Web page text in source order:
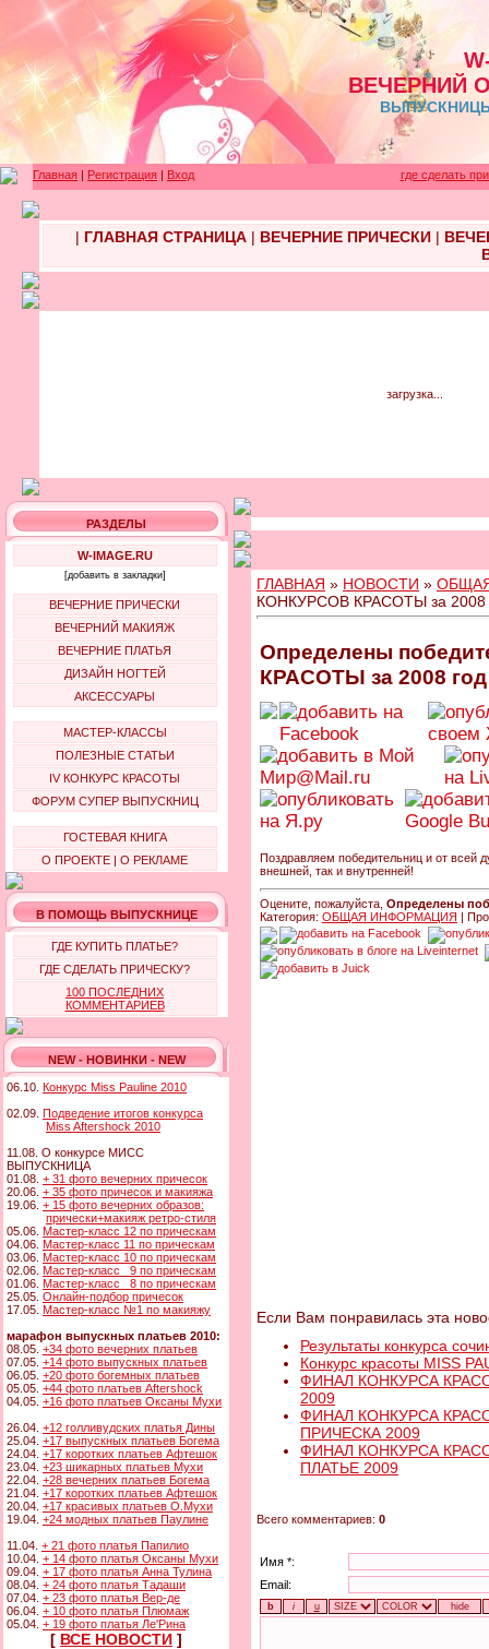
ВЕЧЕРНИЙ
Главная | Регистрация | Вход где сделать
| ГЛАВНАЯ СТРАНИЦА| ВЕЧЕРНИЕ ПРИЧЕСКИ|
загрузка...
РАЗДЕЛЫ
W-IMAGE.RU
[добавить в закладки]
ВЕЧЕРНИЕ ПРИЧЕСКИ
ВЕЧЕРНИЙ МАКИЯЖ
ВЕЧЕРНИЕ ПЛАТЬЯ
ДИЗАЙН НОГТЕЙ
АКСЕССУАРЫ
МАСТЕР-КЛАССЫ
ПОЛЕЗНЫЕ СТАТЬИ
IV КОНКУРС КРАСОТЫ
ФОРУМ СУПЕР ВЫПУСКНИЦ
ГОСТЕВАЯ КНИГА
О ПРОЕКТЕ | О РЕКЛАМЕ
В ПОМОЩЬ ВЫПУСКНИЦЕ
ГДЕ КУПИТЬ ПЛАТЬЕ?
ГДЕ СДЕЛАТЬ ПРИЧЕСКУ?
100 ПОСЛЕДНИХ
КОММЕНТАРИЕВ
NEW - НОВИНКИ - NEW
06.10. Конкурс Miss Pauline 2010
02.09. Подведение итогов конкурса
Miss Aftershock 2010
11.08. О конкурсе МИСС
ВЫПУСКНИЦА
01.08. + 31 фото вечерних причесок
20.06. + 35 фото причесок и макияжа
19.06. + 15 фото вечерних образов:
прически+макияж ретро-стиля
05.06. Мастер-класс 12 по прическам
04.06. Мастер-класс 11 по прическам
03.06. Мастер-класс 10 по прическам
02.06. Мастер-класс 9 по прическам
01.06. Мастер-класс 8 по прическам
25.05. Онлайн-подбор причесок
17.05. Мастер-класс №1 по макияжу
марафон выпускных платьев 2010:
08.05. +34 фото вечерних платьев
07.05. +14 фото выпускных платьев
06.05. +20 фото богемных платьев
05.05. +44 фото платьев Aftershock
04.05. +16 фото платьев Оксаны Мухи
26.04. +12 голливудских платья Дины
25.04. +17 выпускных платьев Богема
24.04. +17 коротких платьев Афтешок
23.04. +23 шикарных платьев Мухи
22.04. +28 вечерних платьев Богема
21.04. +17 коротких платьев Афтешок
20.04. +17 красивых платьев О.Мухи
19.04. +24 модных платьев Паулине
11.04. + 21 фото платья Папилио
10.04. + 14 фото платья Оксаны Мухи
09.04. + 17 фото платья Анна Тулина
08.04. + 24 фото платья Тадаши
07.04. + 23 фото платья Вер-де
06.04. + 10 фото платья Плюмаж
05.04. + 19 фото платья Ле'Рина
[ ВСЕ НОВОСТИ ]
ГЛАВНАЯ » НОВОСТИ »
КОНКУРСОВ КРАСОТЫ за 2008
Определены
КРАСОТЫ за 2008 год
Поздравляем победительниц и от всей
внешней, так и внутренней!
Оцените, пожалуйста, Определены
Категория: ОБЩАЯ ИНФОРМАЦИЯ |
Если Вам понравилась эта
Результаты конкурса
Конкурс красоты MISS
ФИНАЛ КОНКУРСА
2009
ФИНАЛ КОНКУРСА
ПРИЧЕСКА 2009
ФИНАЛ КОНКУРСА
ПЛАТЬЕ 2009
Всего комментариев: 0
Имя *:
Email: